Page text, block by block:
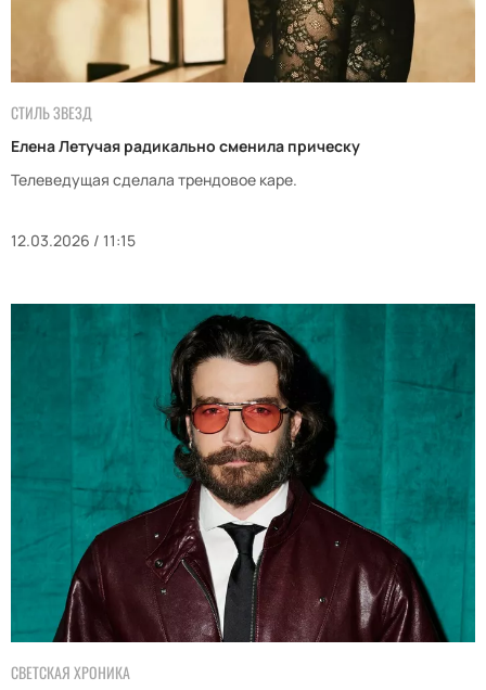
СТИЛЬ ЗВЕЗД
Елена Летучая радикально сменила прическу
Телеведущая сделала трендовое каре.
12.03.2026 / 11:15
СВЕТСКАЯ ХРОНИКА